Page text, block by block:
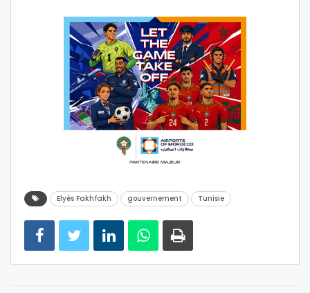
Elyès Fakhfakh gouvernement Tunisie